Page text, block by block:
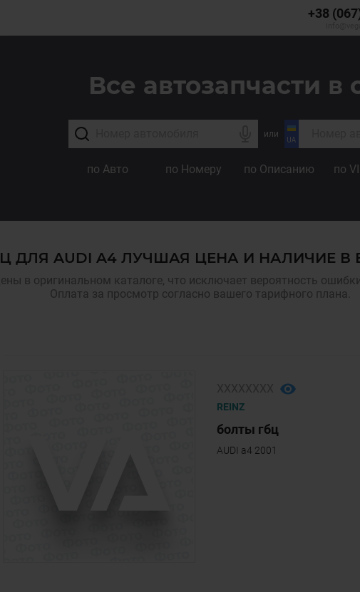
+38
Все автозапчасти
или
по Авто по Номеру по Описанию по
ДЛЯ AUDI A4 ЛУЧШАЯ ЦЕНА И НАЛИЧИЕ
в оригинальном каталоге, что исключает вероятность
Оплата за просмотр согласно вашего тарифного плана.
REINZ
болты гбц
AUDI a4 2001